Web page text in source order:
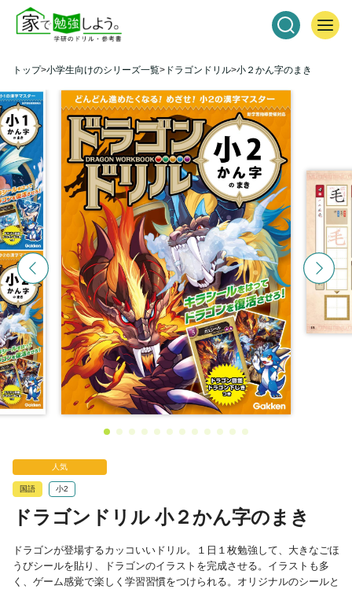
トップ 小学生向けのシリーズ一覧 ドラゴンドリル 小２かん字のまき
人気
国語 小2
ドラゴンドリル 小２かん字のまき
ドラゴンが登場するカッコいいドリル。１日１枚勉強して、大きなごほ
うびシールを貼り、ドラゴンのイラストを完成させる。イラストも多
く、ゲーム感覚で楽しく学習習慣をつけられる。オリジナルのシールと